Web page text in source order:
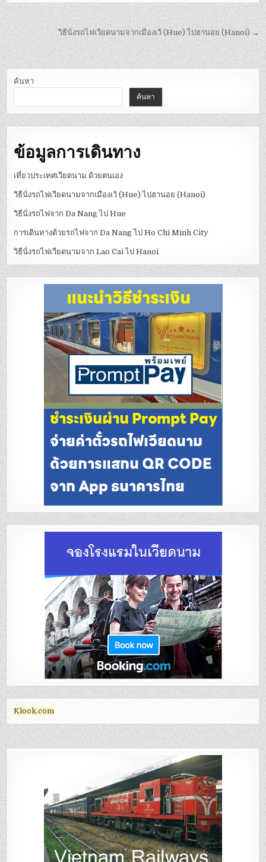
วิธีนั่งรถไฟเวียดนามจากเมืองเว้ (Hue) ไปฮานอย (Hanoi) →
ค้นหา
ค้นหา
ข้อมูลการเดินทาง
เที่ยวประเทศเวียดนาม ด้วยตนเอง
วิธีนั่งรถไฟเวียดนามจากเมืองเว้ (Hue) ไปฮานอย (Hanoi)
วิธีนั่งรถไฟจาก Da Nang ไป Hue
การเดินทางด้วยรถไฟจาก Da Nang ไป Ho Chi Minh City
วิธีนั่งรถไฟเวียดนามจาก Lao Cai ไป Hanoi
Klook.com